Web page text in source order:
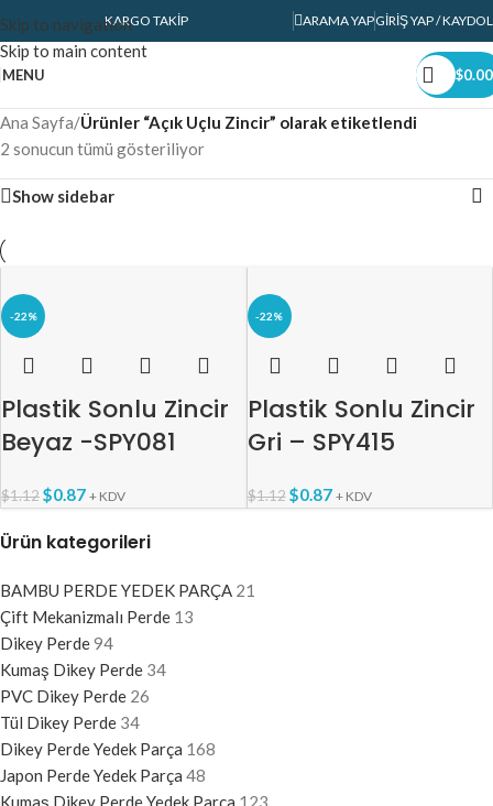
Skip to navigation
Skip to main content
KARGO TAKIP ARAMA YAPGIRIŞ YAP / KAYDOL
MENU $0.00
Ürün kategorileri
BAMBU PERDE YEDEK PARÇA 21
Çift Mekanizmalı Perde 13
Dikey Perde94
Kumaş Dikey Perde 34
PVC Dikey Perde 26
Tül Dikey Perde 34
Dikey Perde Yedek Parça 168
Japon Perde Yedek Parça 48
Kumaş Dikey Perde Yedek Parça 123
Ana Sayfa/Ürünler “Açık Uçlu Zincir” olarak etiketlendi
2 sonucun tümü gösteriliyor
Show sidebar
-22%
Plastik Sonlu Zincir
Beyaz -SPY081
$1.12$0.87 + KDV
-22%
Plastik Sonlu Zincir
Gri – SPY415
$1.12 $0.87 + KDV